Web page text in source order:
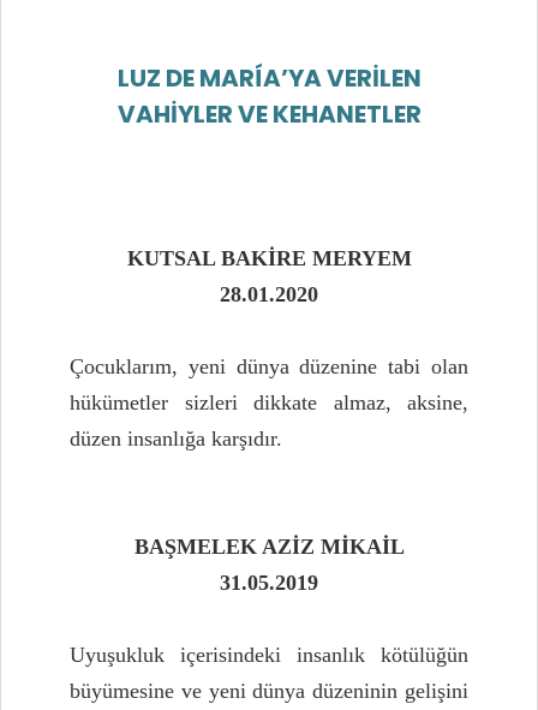
LUZ DE MARÍA’YA VERİLEN
VAHİYLER VE KEHANETLER
KUTSAL BAKİRE MERYEM
28.01.2020
Çocuklarım, yeni dünya düzenine tabi olan
hükümetler sizleri dikkate almaz, aksine,
düzen insanlığa karşıdır.
BAŞMELEK AZİZ MİKAİL
31.05.2019
Uyuşukluk içerisindeki insanlık kötülüğün
büyümesine ve yeni dünya düzeninin gelişini